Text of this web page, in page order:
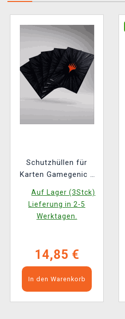
Schutzhüllen für
Karten Gamegenic -
- Premium Double
Sleeving Comic Burst
Black (105 Stk.)
Auf Lager (3Stck)
Lieferung in 2-5
Werktagen.
14,85 €
In den Warenkorb